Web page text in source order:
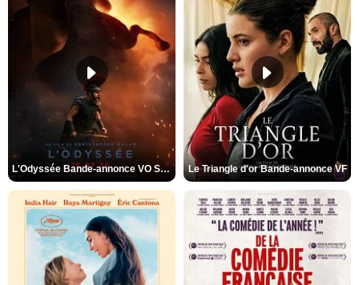
L'Odyssée Bande-annonce VO STFR Le Triangle d'or Bande-annonce VF